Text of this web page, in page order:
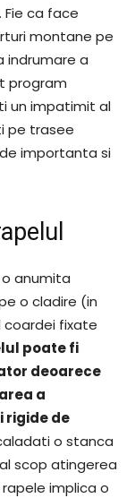
ca face
montane pe
indrumare a
program
un impatimit al
pe trasee
importanta si
anumita
o cladire (in
coardei fixate
poate fi
deoarece
a
rigide de
o stanca
scop atingerea
implica o